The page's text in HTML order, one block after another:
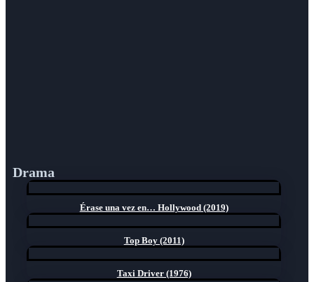
Drama
Érase una vez en… Hollywood (2019)
Top Boy (2011)
Taxi Driver (1976)